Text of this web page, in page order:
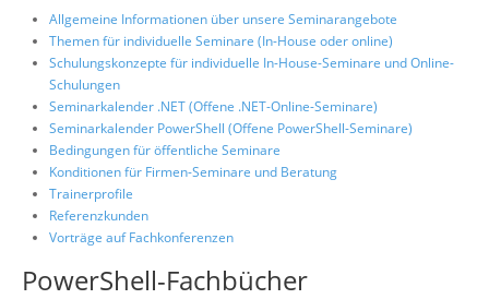
Allgemeine Informationen über unsere Seminarangebote
Themen für individuelle Seminare (In-House oder online)
Schulungskonzepte für individuelle In-House-Seminare und Online-
Schulungen
Seminarkalender .NET (Offene .NET-Online-Seminare)
Seminarkalender PowerShell (Offene PowerShell-Seminare)
Bedingungen für öffentliche Seminare
Konditionen für Firmen-Seminare und Beratung
Trainerprofile
Referenzkunden
Vorträge auf Fachkonferenzen
PowerShell-Fachbücher